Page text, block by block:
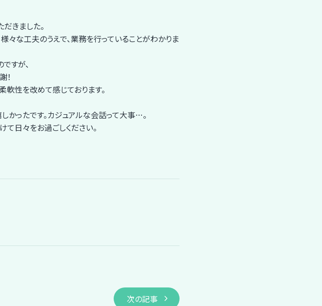
きました。
々な工夫のうえで、業務を行っていることがわかりま
すが、
！
性を改めて感じております。
かったです。カジュアルな会話って大事…。
日々をお過ごしください。
次の記事